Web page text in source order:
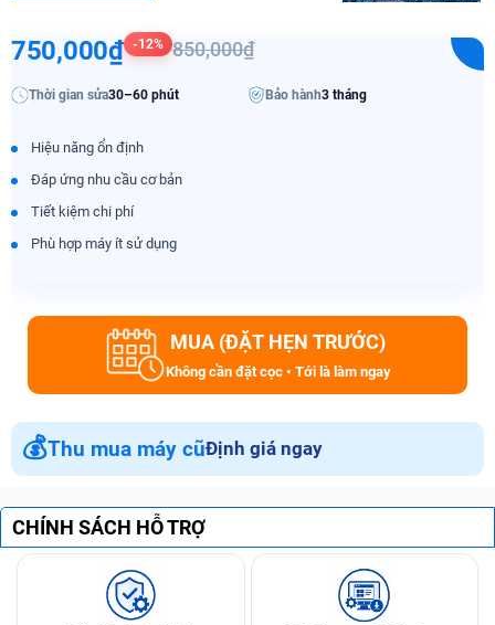
750,000₫ -12% 850,000₫
Thời gian sửa30–60 phút Bảo hành3 tháng
Hiệu năng ổn định
Đáp ứng nhu cầu cơ bản
Tiết kiệm chi phí
Phù hợp máy ít sử dụng
MUA (ĐẶT HẸN TRƯỚC)
Không cần đặt cọc • Tới là làm ngay
💰Thu mua máy cũĐịnh giá ngay
CHÍNH SÁCH HỖ TRỢ